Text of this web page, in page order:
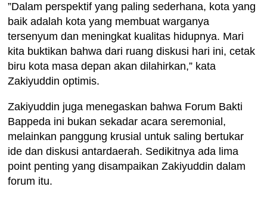
​”Dalam perspektif yang paling sederhana, kota yang
baik adalah kota yang membuat warganya
tersenyum dan meningkat kualitas hidupnya. Mari
kita buktikan bahwa dari ruang diskusi hari ini, cetak
biru kota masa depan akan dilahirkan,” kata
Zakiyuddin optimis.
Zakiyuddin juga menegaskan bahwa Forum Bakti
Bappeda ini bukan sekadar acara seremonial,
melainkan panggung krusial untuk saling bertukar
ide dan diskusi antardaerah. Sedikitnya ada lima
point penting yang disampaikan Zakiyuddin dalam
forum itu.